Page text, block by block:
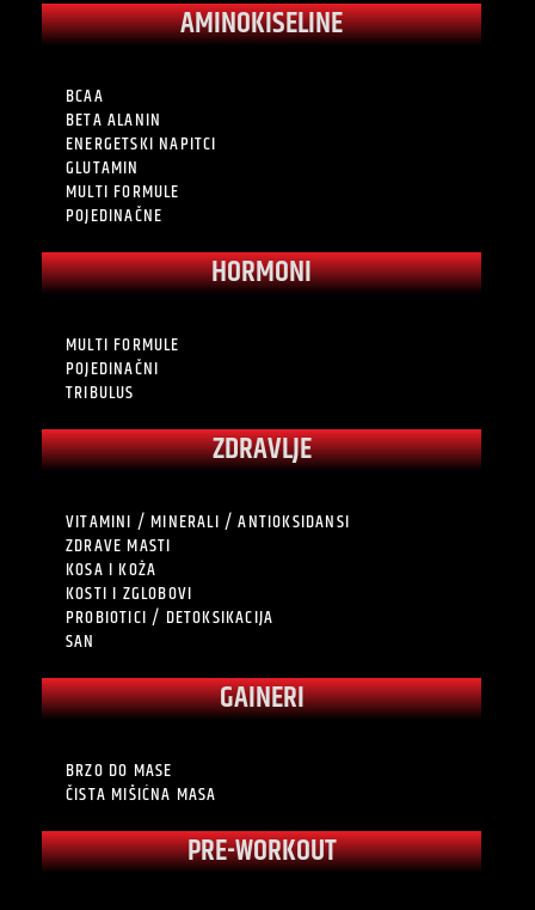
AMINOKISELINE
BCAA
BETA ALANIN
ENERGETSKI NAPITCI
GLUTAMIN
MULTI FORMULE
POJEDINAČNE
HORMONI
MULTI FORMULE
POJEDINAČNI
TRIBULUS
ZDRAVLJE
VITAMINI / MINERALI / ANTIOKSIDANSI
ZDRAVE MASTI
KOSA I KOŽA
KOSTI I ZGLOBOVI
PROBIOTICI / DETOKSIKACIJA
SAN
GAINERI
BRZO DO MASE
ČISTA MIŠIĆNA MASA
PRE-WORKOUT